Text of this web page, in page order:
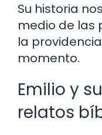
Su historia
medio de las
la
momento.
Emilio y
relatos